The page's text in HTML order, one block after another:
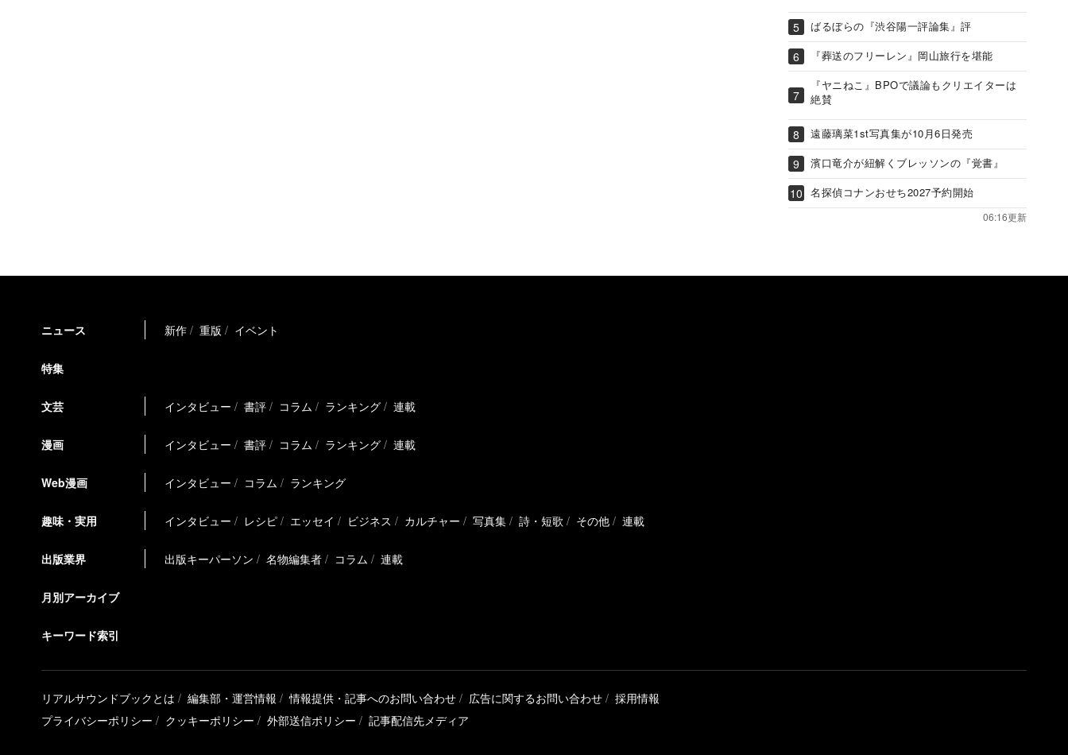
ばるぼらの『渋谷陽一評論集』評
『葬送のフリーレン』岡山旅行を堪能
『ヤニねこ』BPOで議論もクリエイターは
絶賛
遠藤璃菜1st写真集が10月6日発売
濱口竜介が紐解くブレッソンの『覚書』
名探偵コナンおせち2027予約開始
06:16更新
ニュース 新作 重版 イベント
特集
文芸 インタビュー 書評 コラム ランキング 連載
漫画 インタビュー 書評 コラム ランキング 連載
Web漫画 インタビュー コラム ランキング
趣味・実用 インタビュー レシピ エッセイ ビジネス カルチャー 写真集 詩・短歌 その他 連載
出版業界 出版キーパーソン 名物編集者 コラム 連載
月別アーカイブ
キーワード索引
リアルサウンドブックとは 編集部・運営情報 情報提供・記事へのお問い合わせ 広告に関するお問い合わせ
採用情報
プライバシーポリシー
クッキーポリシー 外部送信ポリシー 記事配信先メディア